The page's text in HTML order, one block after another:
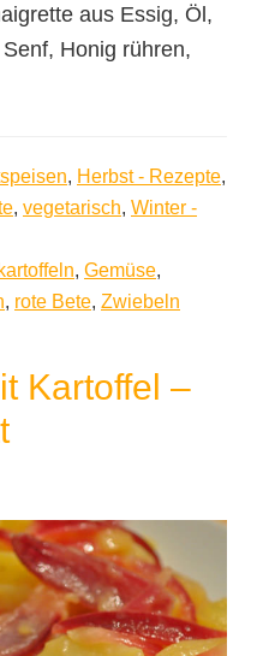
aus Essig, Öl,
Honig rühren,
, Herbst - Rezepte,
, vegetarisch, Winter -
, Gemüse,
, rote Bete, Zwiebeln
Kartoffel –